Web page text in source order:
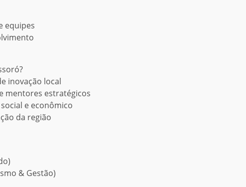
equipes
inovação local
mentores estratégicos
e econômico
da região
& Gestão)